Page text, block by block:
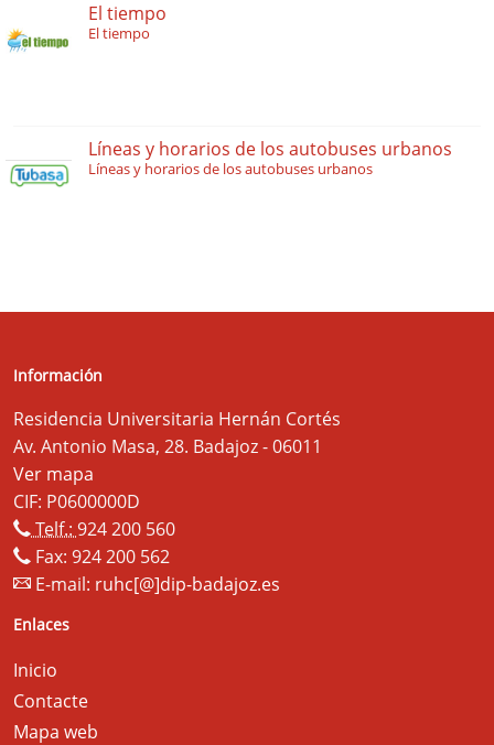
El tiempo
El tiempo
Líneas y horarios de los autobuses urbanos
Líneas y horarios de los autobuses urbanos
Información
Residencia Universitaria Hernán Cortés
Av. Antonio Masa, 28. Badajoz - 06011
Ver mapa
CIF: P0600000D
Telf.: 924 200 560
Fax: 924 200 562
E-mail: ruhc[@]dip-badajoz.es
Enlaces
Inicio
Contacte
Mapa web